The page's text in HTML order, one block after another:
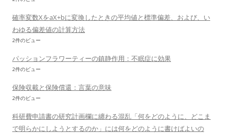
確率変数XをaX+bに変換したときの平均値と標準偏差、および、い
わゆる偏差値の計算方法
2件のビュー
パッションフラワーティーの鎮静作用：不眠症に効果
2件のビュー
保険収載と保険償還：言葉の意味
2件のビュー
科研費申請書の研究計画欄に纏わる混乱「何をどのように、どこま
で明らかにしようとするのか」には何をどのように書けばよいの